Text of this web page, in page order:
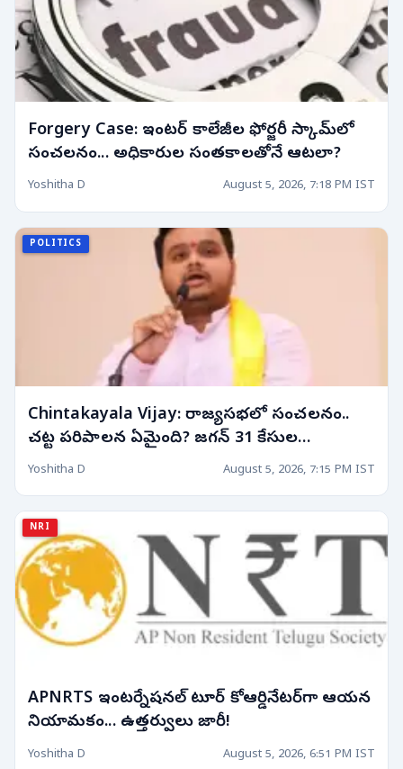
Forgery Case: ఇంటర్ కాలేజీల ఫోర్జరీ స్కామ్‌లో
సంచలనం... అధికారుల సంతకాలతోనే ఆటలా?
Yoshitha D August 5, 2026, 7:18 PM IST
POLITICS
Chintakayala Vijay: రాజ్యసభలో సంచలనం..
చట్ట పరిపాలన ఏమైంది? జగన్ 31 కేసుల
వ్యవహారంపై ఘాటు వ్యాఖ్యలు!
Yoshitha D August 5, 2026, 7:15 PM IST
NRI
APNRTS ఇంటర్నేషనల్ టూర్ కోఆర్డినేటర్‌గా ఆయన
నియామకం... ఉత్తర్వులు జారీ!
Yoshitha D August 5, 2026, 6:51 PM IST